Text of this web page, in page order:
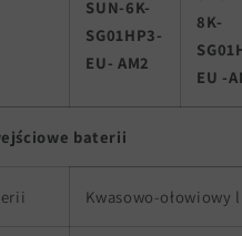
SUN-6K-
SG01HP3-
EU- AM2
8K-
EU -
baterii
Kwasowo-